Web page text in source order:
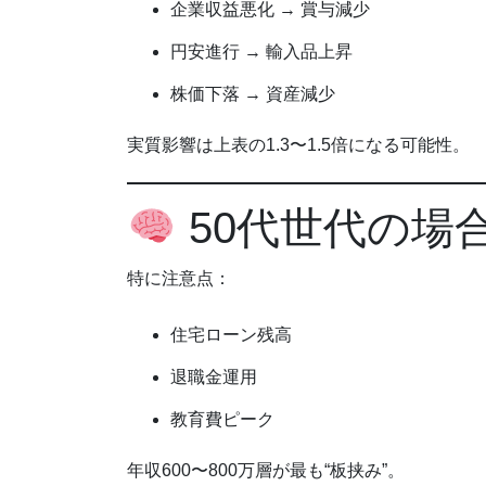
企業収益悪化 → 賞与減少
円安進行 → 輸入品上昇
株価下落 → 資産減少
実質影響は上表の1.3〜1.5倍になる可能性。
50代世代の場
特に注意点：
住宅ローン残高
退職金運用
教育費ピーク
年収600〜800万層が最も“板挟み”。